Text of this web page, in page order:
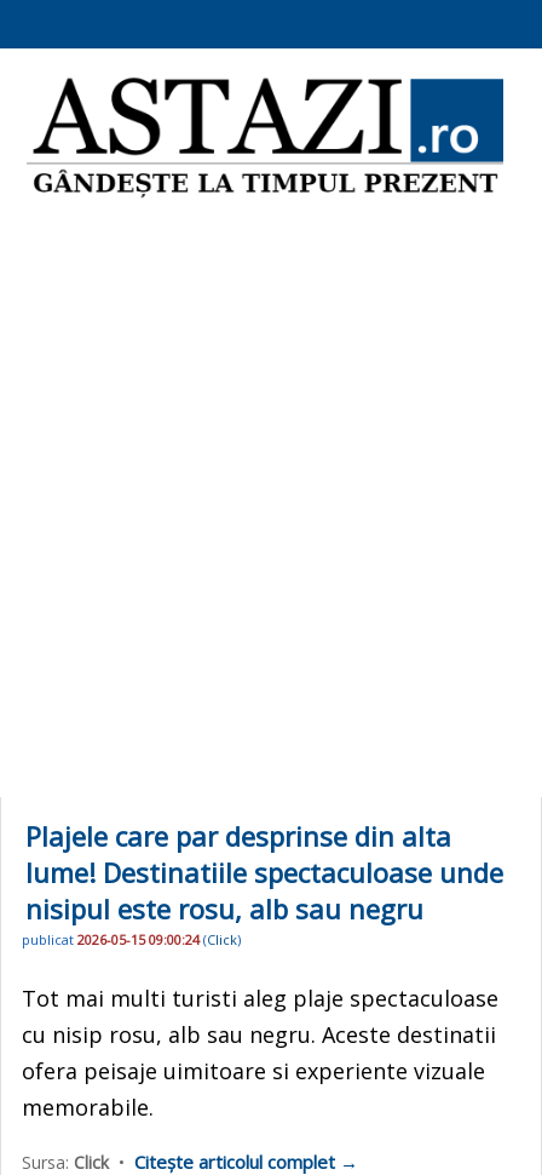
Plajele care par desprinse din alta
lume! Destinatiile spectaculoase unde
nisipul este rosu, alb sau negru
publicat 2026-05-15 09:00:24(Click)
Tot mai multi turisti aleg plaje spectaculoase
cu nisip rosu, alb sau negru. Aceste destinatii
ofera peisaje uimitoare si experiente vizuale
memorabile.
Sursa: Click• Citește articolul complet →